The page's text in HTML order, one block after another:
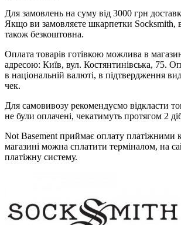
Для замовлень на суму від 3000 грн
Якщо ви замовляєте шкарпетки Socksmith,
також безкоштовна.
Оплата товарів готівкою можлива в
адресою: Київ, вул. Костянтинівська, 75.
в національній валюті, в підтвердження
чек.
Для самовивозу рекомендуємо відкласти
не були оплачені, чекатимуть протягом 2
Not Basement приймає оплату платіжними
магазині можна сплатити терміналом, на
платіжну систему.